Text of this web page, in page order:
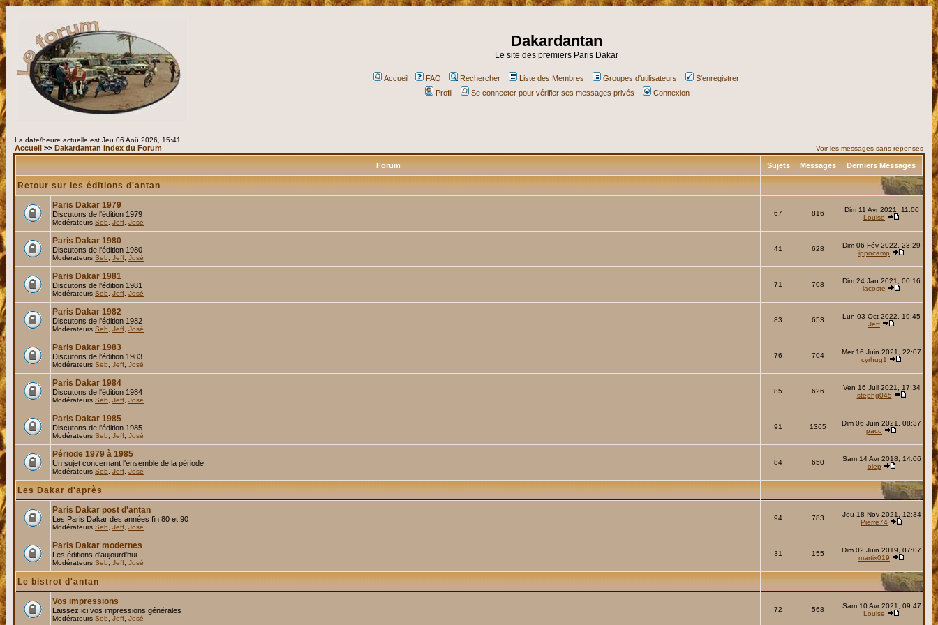
Dakardantan
Le site des premiers Paris Dakar
Accueil FAQ Rechercher Liste des Membres Groupes d'utilisateurs
S'enregistrer
Profil
Se connecter pour vérifier ses messages privés Connexion
La date/heure actuelle est Jeu 06 Aoû 2026, 15:41
Accueil >> Dakardantan Index du Forum Voir les messages sans réponses
Forum Sujets Messages Derniers Messages
Retour sur les éditions d'antan
Paris Dakar 1979
Discutons de l'édition 1979
Modérateurs Seb Jeff José
67 816
Dim 11 Avr 2021, 11:00
Louise
Paris Dakar 1980
Discutons de l'édition 1980
Modérateurs Seb Jeff José
41 628
Dim 06 Fév 2022, 23:29
ippocamp
Paris Dakar 1981
Discutons de l'édition 1981
Modérateurs Seb Jeff José
71 708
Dim 24 Jan 2021, 00:16
lacoste
Paris Dakar 1982
Discutons de l'édition 1982
Modérateurs Seb Jeff José
83 653
Lun 03 Oct 2022, 19:45
Jeff
Paris Dakar 1983
Discutons de l'édition 1983
Modérateurs Seb Jeff José
76 704
Mer 16 Juin 2021, 22:07
cyrhug1
Paris Dakar 1984
Discutons de l'édition 1984
Modérateurs Seb Jeff José
85 626
Ven 16 Juil 2021, 17:34
stephg045
Paris Dakar 1985
Discutons de l'édition 1985
Modérateurs Seb Jeff José
91 1365
Dim 06 Juin 2021, 08:37
paco
Période 1979 à 1985
Un sujet concernant l'ensemble de la période
Modérateurs Seb Jeff José
84 650
Sam 14 Avr 2018, 14:06
olep
Les Dakar d'après
Paris Dakar post d'antan
Les Paris Dakar des années fin 80 et 90
Modérateurs Seb Jeff José
94 783
Jeu 18 Nov 2021, 12:34
Pierre74
Paris Dakar modernes
Les éditions d'aujourd'hui
Modérateurs Seb Jeff José
31 155
Dim 02 Juin 2019, 07:07
martix019
Le bistrot d'antan
Vos impressions
Laissez ici vos impressions générales
Modérateurs Seb Jeff José
72 568
Sam 10 Avr 2021, 09:47
Louise